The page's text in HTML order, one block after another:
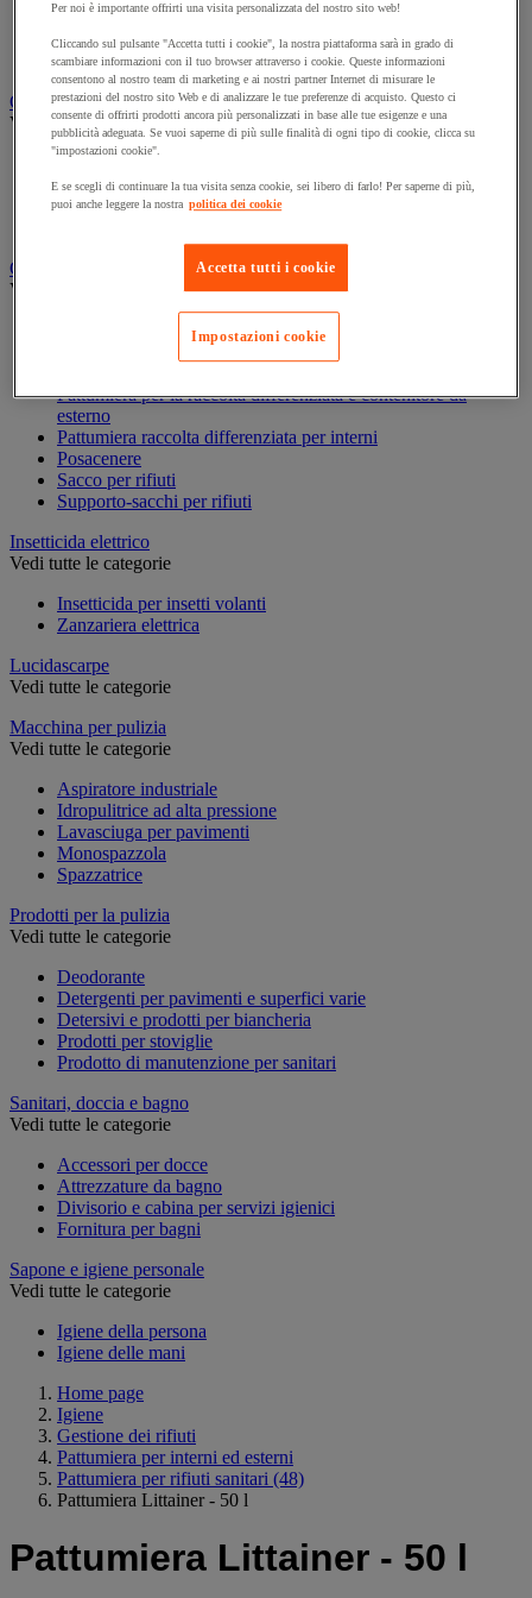
Accessori per carrello per pulizie
Carrello per pulizie
Secchio per pulizie
Carta igienica e fazzoletti
Vedi tutte le categorie
Distributore di carta igienica
Fazzoletti di carta
Rotolo formato maxi
Gestione dei rifiuti
Vedi tutte le categorie
Pattumiera per la raccolta differenziata e contenitore da
esterno
Pattumiera raccolta differenziata per interni
Posacenere
Sacco per rifiuti
Supporto-sacchi per rifiuti
Insetticida elettrico
Vedi tutte le categorie
Insetticida per insetti volanti
Zanzariera elettrica
Lucidascarpe
Vedi tutte le categorie
Macchina per pulizia
Vedi tutte le categorie
Aspiratore industriale
Idropulitrice ad alta pressione
Lavasciuga per pavimenti
Monospazzola
Spazzatrice
Prodotti per la pulizia
Vedi tutte le categorie
Deodorante
Detergenti per pavimenti e superfici varie
Detersivi e prodotti per biancheria
Prodotti per stoviglie
Prodotto di manutenzione per sanitari
Sanitari, doccia e bagno
Vedi tutte le categorie
Accessori per docce
Attrezzature da bagno
Divisorio e cabina per servizi igienici
Fornitura per bagni
Sapone e igiene personale
Vedi tutte le categorie
Igiene della persona
Igiene delle mani
Home page
Igiene
Gestione dei rifiuti
Pattumiera per interni ed esterni
Pattumiera per rifiuti sanitari (48)
Pattumiera Littainer - 50 l
Pattumiera Littainer - 50 l
Per noi è importante offrirti una visita personalizzata del nostro sito web!
Cliccando sul pulsante "Accetta tutti i cookie", la nostra piattaforma sarà in grado di
scambiare informazioni con il tuo browser attraverso i cookie. Queste informazioni
consentono al nostro team di marketing e ai nostri partner Internet di misurare le
prestazioni del nostro sito Web e di analizzare le tue preferenze di acquisto. Questo ci
consente di offrirti prodotti ancora più personalizzati in base alle tue esigenze e una
pubblicità adeguata. Se vuoi saperne di più sulle finalità di ogni tipo di cookie, clicca su
"impostazioni cookie".
E se scegli di continuare la tua visita senza cookie, sei libero di farlo! Per saperne di più,
puoi anche leggere la nostra politica dei cookie
Accetta tutti i cookie
Impostazioni cookie